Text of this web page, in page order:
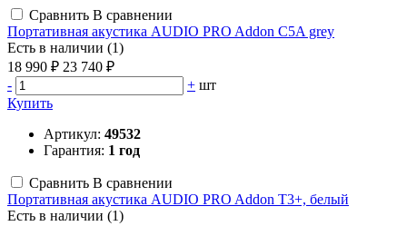
Сравнить В сравнении
Портативная акустика AUDIO PRO Addon C5A grey
Есть в наличии (1)
18 990 ₽ 23 740 ₽
-
+ шт
Купить
Артикул: 49532
Гарантия: 1 год
Сравнить В сравнении
Портативная акустика AUDIO PRO Addon T3+, белый
Есть в наличии (1)